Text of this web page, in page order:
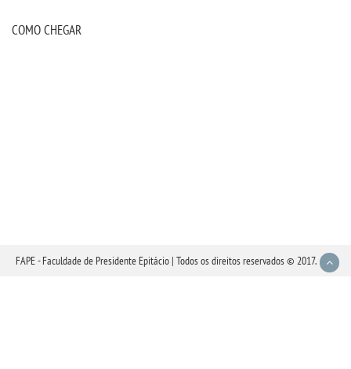
COMO CHEGAR
FAPE - Faculdade de Presidente Epitácio | Todos os direitos reservados © 2017.